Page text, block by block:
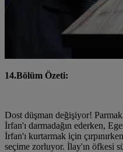
14.Bölüm Özeti:
Dost düşman değişiyor!
İrfan'ı darmadağın ederken,
İrfan'ı kurtarmak için
seçime zorluyor. İlay'ın öfkesi